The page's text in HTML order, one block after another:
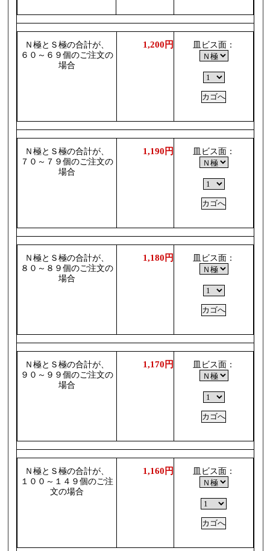
Ｎ極とＳ極の合計が、
６０～６９個のご注文の
場合
1,200円 皿ビス面：
Ｎ極とＳ極の合計が、
７０～７９個のご注文の
場合
1,190円 皿ビス面：
Ｎ極とＳ極の合計が、
８０～８９個のご注文の
場合
1,180円 皿ビス面：
Ｎ極とＳ極の合計が、
９０～９９個のご注文の
場合
1,170円 皿ビス面：
Ｎ極とＳ極の合計が、
１００～１４９個のご注
文の場合
1,160円 皿ビス面：